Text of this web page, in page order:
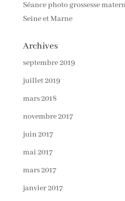
Séance photo grossesse
Seine et Marne
Archives
septembre 2019
juillet 2019
mars 2018
novembre 2017
juin 2017
mai 2017
mars 2017
janvier 2017